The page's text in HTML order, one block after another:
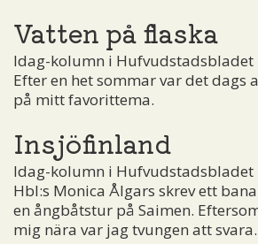
Vatten på flaska
Idag-kolumn i Hufvudstadsbladet
Efter en het sommar var det dags
på mitt favorittema.
Insjöfinland
Idag-kolumn i Hufvudstadsbladet
Hbl:s Monica Ålgars skrev ett
en ångbåtstur på Saimen.
mig nära var jag tvungen att svara.